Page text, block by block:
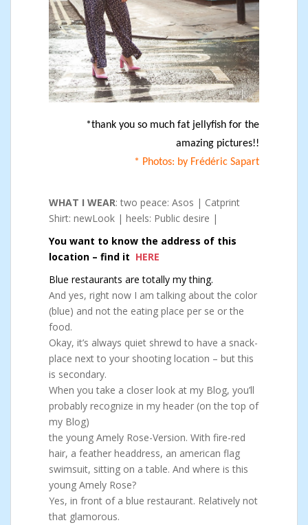
*thank you so much fat jellyfish for the
amazing pictures!!
* Photos: by Frédéric Sapart
WHAT I WEAR: two peace: Asos | Catprint
Shirt: newLook | heels: Public desire |
You want to know the address of this
location – find it HERE
Blue restaurants are totally my thing.
And yes, right now I am talking about the color
(blue) and not the eating place per se or the
food.
Okay, it’s always quiet shrewd to have a snack-
place next to your shooting location – but this
is secondary.
When you take a closer look at my Blog, you’ll
probably recognize in my header (on the top of
my Blog)
the young Amely Rose-Version. With fire-red
hair, a feather headdress, an american flag
swimsuit, sitting on a table. And where is this
young Amely Rose?
Yes, in front of a blue restaurant. Relatively not
that glamorous.